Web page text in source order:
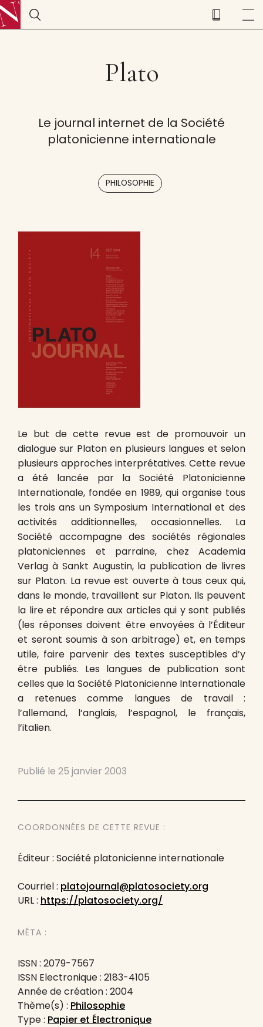
Plato
Le journal internet de la Société
platonicienne internationale
PHILOSOPHIE
Le but de cette revue est de promouvoir un
dialogue sur Platon en plusieurs langues et selon
plusieurs approches interprétatives. Cette revue
a été lancée par la Société Platonicienne
Internationale, fondée en 1989, qui organise tous
les trois ans un Symposium International et des
activités additionnelles, occasionnelles. La
Société accompagne des sociétés régionales
platoniciennes et parraine, chez Academia
Verlag à Sankt Augustin, la publication de livres
sur Platon. La revue est ouverte à tous ceux qui,
dans le monde, travaillent sur Platon. Ils peuvent
la lire et répondre aux articles qui y sont publiés
(les réponses doivent être envoyées à l’Éditeur
et seront soumis à son arbitrage) et, en temps
utile, faire parvenir des textes susceptibles d’y
être publiés. Les langues de publication sont
celles que la Société Platonicienne Internationale
a retenues comme langues de travail :
l’allemand, l’anglais, l’espagnol, le français,
l’italien.
Publié le 25 janvier 2003
COORDONNÉES DE CETTE REVUE :
Éditeur : Société platonicienne internationale
Courriel : platojournal@platosociety.org
URL : https://platosociety.org/
MÉTA :
ISSN : 2079-7567
ISSN Electronique : 2183-4105
Année de création : 2004
Thème(s) : Philosophie
Type : Papier et Électronique